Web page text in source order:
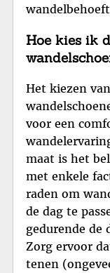
Hoe kies ik
Het kiezen
voor een
maat is het
met enkele
raden om
de dag te
gedurende de
Zorg ervoor
tenen